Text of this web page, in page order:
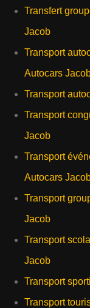
Transfert
Jacob
Transport
Autocars
Transport
Transport
Jacob
Transport
Autocars
Transport
Jacob
Transport
Jacob
Transport
Transport